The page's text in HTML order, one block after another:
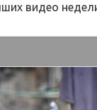
видео